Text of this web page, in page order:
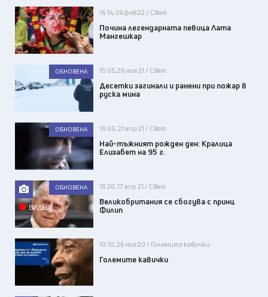
16:14, 06 фев 22 / Свят
Почина легендарната певица Лата
Мангешкар
ОБНОВЕНА 15:05, 26 ное 21 / Свят
Десетки загинали и ранени при пожар в
руска мина
ОБНОВЕНА 16:00, 21 апр 21 / Свят
Най-тъжният рожден ден: Кралица
Елизабет на 95 г.
ВИДЕО
ОБНОВЕНА 16:20, 17 апр 21 / Свят
Великобритания се сбогува с принц
Филип
10:10, 26 ное 20 / Големите кавички
Големите кавички